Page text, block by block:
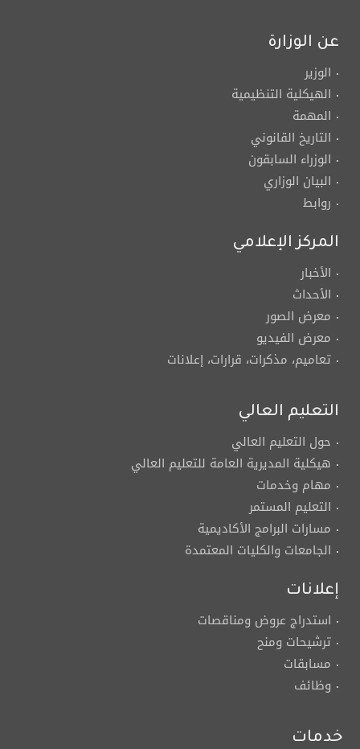
عن الوزارة
الوزير
الهيكلية التنظيمية
المهمة
التاريخ القانوني
الوزراء السابقون
البيان الوزاري
روابط
المركز الإعلامي
الأخبار
الأحداث
معرض الصور
معرض الفيديو
تعاميم، مذكرات، قرارات، إعلانات
التعليم العالي
حول التعليم العالي
هيكلية المديرية العامة للتعليم العالي
مهام وخدمات
التعليم المستمر
مسارات البرامج الأكاديمية
الجامعات والكليات المعتمدة
إعلانات
استدراج عروض ومناقصات
ترشيحات ومنح
مسابقات
وظائف
خدمات